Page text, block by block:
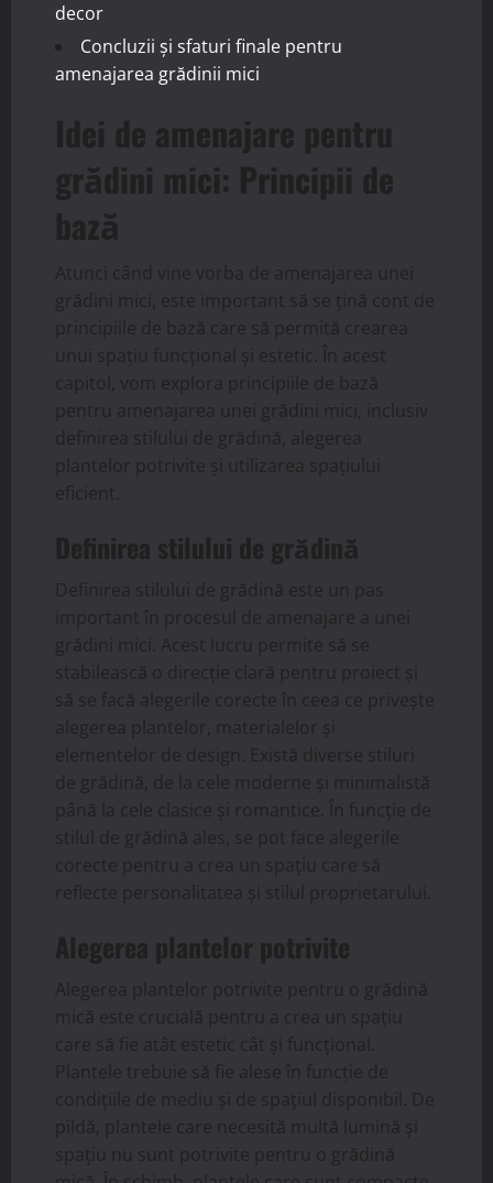
decor
Concluzii și sfaturi finale pentru
amenajarea grădinii mici
Idei de amenajare pentru
grădini mici: Principii de
bază
Atunci când vine vorba de amenajarea unei
grădini mici, este important să se țină cont de
principiile de bază care să permită crearea
unui spațiu funcțional și estetic. În acest
capitol, vom explora principiile de bază
pentru amenajarea unei grădini mici, inclusiv
definirea stilului de grădină, alegerea
plantelor potrivite și utilizarea spațiului
eficient.
Definirea stilului de grădină
Definirea stilului de grădină este un pas
important în procesul de amenajare a unei
grădini mici. Acest lucru permite să se
stabilească o direcție clară pentru proiect și
să se facă alegerile corecte în ceea ce privește
alegerea plantelor, materialelor și
elementelor de design. Există diverse stiluri
de grădină, de la cele moderne și minimalistă
până la cele clasice și romantice. În funcție de
stilul de grădină ales, se pot face alegerile
corecte pentru a crea un spațiu care să
reflecte personalitatea și stilul proprietarului.
Alegerea plantelor potrivite
Alegerea plantelor potrivite pentru o grădină
mică este crucială pentru a crea un spațiu
care să fie atât estetic cât și funcțional.
Plantele trebuie să fie alese în funcție de
condițiile de mediu și de spațiul disponibil. De
pildă, plantele care necesită multă lumină și
spațiu nu sunt potrivite pentru o grădină